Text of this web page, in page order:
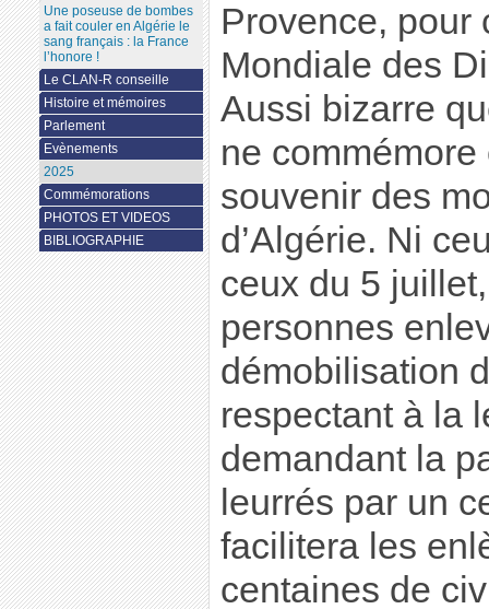
Provence, pour
Mondiale des
Aussi bizarre
ne
souvenir des
d’Algérie. Ni
ceux du 5
personnes
démobilisation
respectant à la
demandant la
leurrés par un
facilitera les
centaines de
Une poseuse de bombes
a fait couler en Algérie le
sang français : la France
l’honore !
Le CLAN-R conseille
Histoire et mémoires
Parlement
Evènements
2025
Commémorations
PHOTOS ET VIDEOS
BIBLIOGRAPHIE